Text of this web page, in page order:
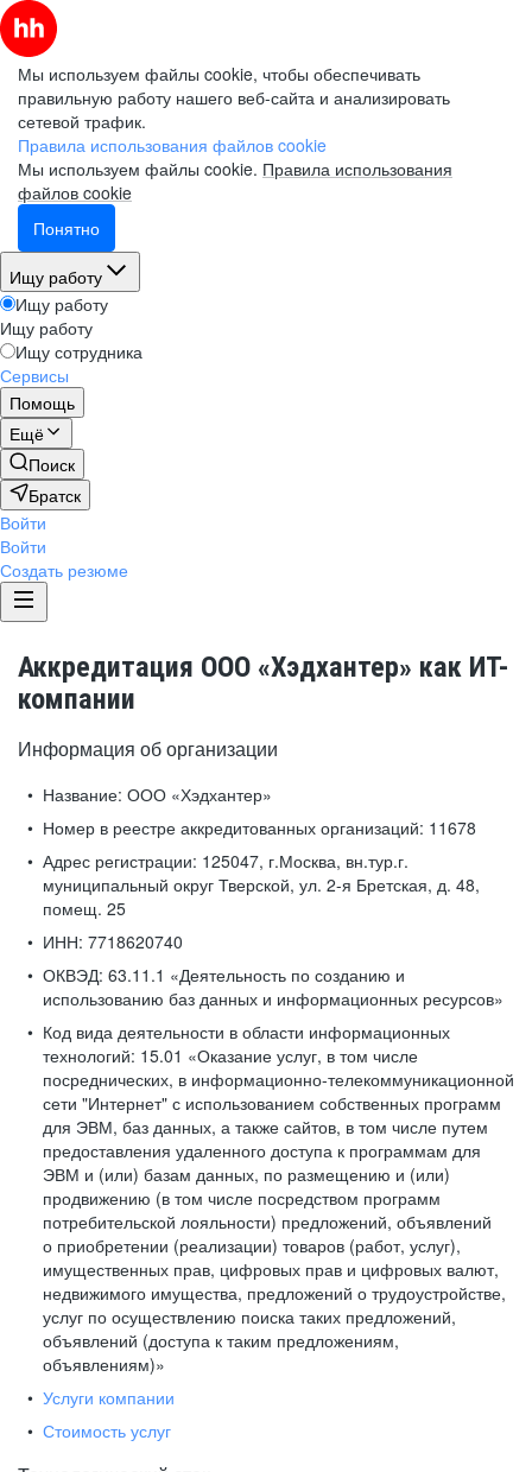
Мы используем файлы cookie, чтобы обеспечивать
правильную работу нашего веб-сайта и анализировать
сетевой трафик.
Правила использования файлов cookie
Мы используем файлы cookie. Правила использования
файлов cookie
Понятно
Ищу работу
Ищу работу
Ищу работу
Ищу сотрудника
Сервисы
Помощь
Ещё
Поиск
Братск
Войти
Войти
Создать резюме
Аккредитация ООО «Хэдхантер» как ИТ-
компании
Информация об организации
Название: ООО «Хэдхантер»
Номер в реестре аккредитованных организаций: 11678
Адрес регистрации: 125047, г.Москва, вн.тур.г.
муниципальный округ Тверской, ул. 2-я Бретская, д. 48,
помещ. 25
ИНН: 7718620740
ОКВЭД: 63.11.1 «Деятельность по созданию и
использованию баз данных и информационных ресурсов»
Код вида деятельности в области информационных
технологий: 15.01 «Оказание услуг, в том числе
посреднических, в информационно-телекоммуникационной
сети "Интернет" с использованием собственных программ
для ЭВМ, баз данных, а также сайтов, в том числе путем
предоставления удаленного доступа к программам для
ЭВМ и (или) базам данных, по размещению и (или)
продвижению (в том числе посредством программ
потребительской лояльности) предложений, объявлений
о приобретении (реализации) товаров (работ, услуг),
имущественных прав, цифровых прав и цифровых валют,
недвижимого имущества, предложений о трудоустройстве,
услуг по осуществлению поиска таких предложений,
объявлений (доступа к таким предложениям,
объявлениям)»
Услуги компании
Стоимость услуг